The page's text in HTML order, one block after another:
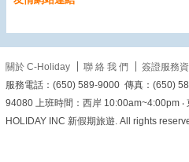
達 6 米，重達 6.5 噸，
是由黃銅鑄造、表面貼
藍天空與陽光照耀下，
金色蓮花盛開得栩栩如
生、金碧輝煌！ 🪎 報名
關於 C-Holiday 聯 絡 我 們 簽證服務
服務電話：(650) 589-9000 傳真：(650)
94080 上班時間：西岸 10:00am~4:00pm
HOLIDAY INC 新假期旅遊. All rights